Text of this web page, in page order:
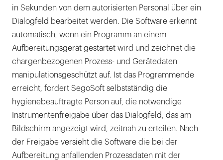
in Sekunden von dem autorisierten Personal über ein
Dialogfeld bearbeitet werden. Die Software erkennt
automatisch, wenn ein Programm an einem
Aufbereitungsgerät gestartet wird und zeichnet die
chargenbezogenen Prozess- und Gerätedaten
manipulationsgeschützt auf. Ist das Programmende
erreicht, fordert SegoSoft selbstständig die
hygienebeauftragte Person auf, die notwendige
Instrumentenfreigabe über das Dialogfeld, das am
Bildschirm angezeigt wird, zeitnah zu erteilen. Nach
der Freigabe versieht die Software die bei der
Aufbereitung anfallenden Prozessdaten mit der